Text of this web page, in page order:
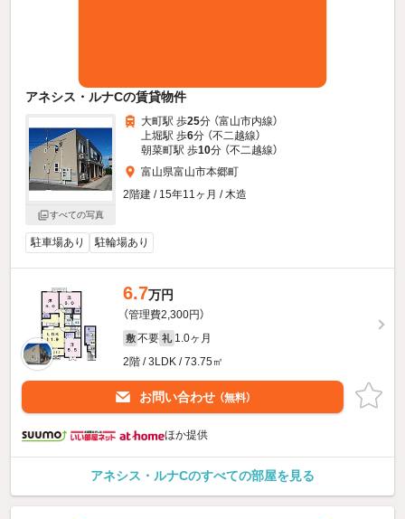
アネシス・ルナCの賃貸物件
すべての写真
大町駅 歩25分 （富山市内線）
上堀駅 歩6分 （不二越線）
朝菜町駅 歩10分 （不二越線）
富山県富山市本郷町
2階建 / 15年11ヶ月 / 木造
駐車場あり 駐輪場あり
6.7万円
（管理費2,300円）
敷 不要 礼 1.0ヶ月
2階 / 3LDK / 73.75㎡
お問い合わせ （無料）
ほか提供
アネシス・ルナCのすべての部屋を見る